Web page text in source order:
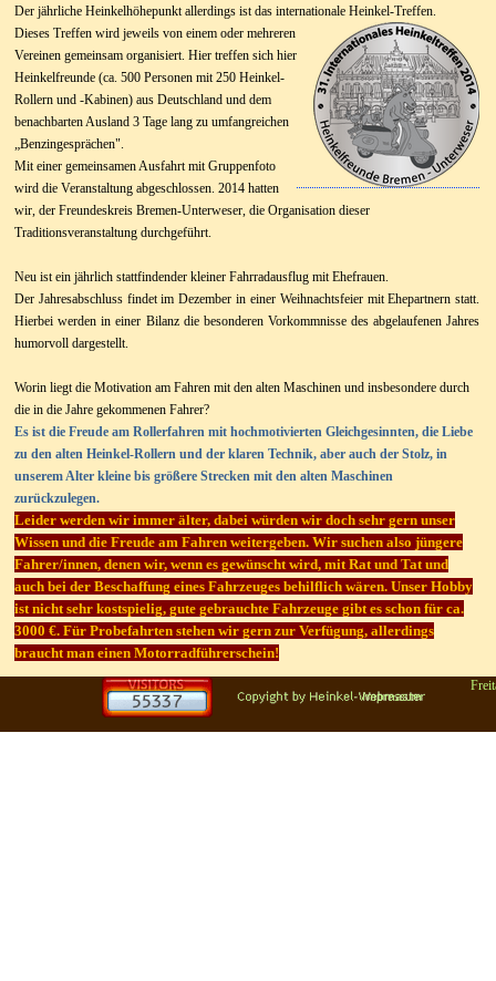
Der jährliche Heinkelhöhepunkt allerdings ist das internationale Heinkel-Treffen.
Dieses Treffen wird jeweils von einem oder mehreren
Vereinen gemeinsam organisiert. Hier treffen sich hier
Heinkelfreunde (ca. 500 Personen mit 250 Heinkel-
Rollern und -Kabinen) aus Deutschland und dem
benachbarten Ausland 3 Tage lang zu umfangreichen
„Benzingesprächen".
Mit einer gemeinsamen Ausfahrt mit Gruppenfoto
wird die Veranstaltung abgeschlossen. 2014 hatten
wir, der Freundeskreis Bremen-Unterweser, die Organisation dieser
Traditionsveranstaltung durchgeführt.
Neu ist ein jährlich stattfindender kleiner Fahrradausflug mit Ehefrauen.
Der Jahresabschluss findet im Dezember in einer Weihnachtsfeier mit Ehepartnern statt.
Hierbei werden in einer Bilanz die besonderen Vorkommnisse des abgelaufenen Jahres
humorvoll dargestellt.
Worin liegt die Motivation am Fahren mit den alten Maschinen und insbesondere durch
die in die Jahre gekommenen Fahrer?
Es ist die Freude am Rollerfahren mit hochmotivierten Gleichgesinnten, die Liebe
zu den alten Heinkel-Rollern und der klaren Technik, aber auch der Stolz, in
unserem Alter kleine bis größere Strecken mit den alten Maschinen
zurückzulegen.
Leider werden wir immer älter, dabei würden wir doch sehr gern unser
Wissen und die Freude am Fahren weitergeben. Wir suchen also jüngere
Fahrer/innen, denen wir, wenn es gewünscht wird, mit Rat und Tat und
auch bei der Beschaffung eines Fahrzeuges behilflich wären. Unser Hobby
ist nicht sehr kostspielig, gute gebrauchte Fahrzeuge gibt es schon für ca.
3000 €. Für Probefahrten stehen wir gern zur Verfügung, allerdings
braucht man einen Motorradführerschein!
Zurück zum Seiteninhalt